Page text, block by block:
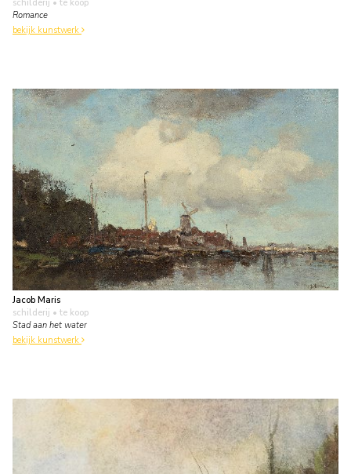
schilderij • te koop
Romance
bekijk kunstwerk
Jacob Maris
schilderij • te koop
Stad aan het water
bekijk kunstwerk